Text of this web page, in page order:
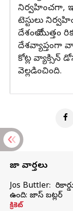
నిర్వహించగా,
టెస్టులు
దేశంలో మొత్తం
దేశవ్యాప్తంగా
కోట్ల వ్యాక్సిన్
వెల్లడించింది.
తాజా వార్తలు
Jos Buttler: నా
ఉంది: జాస్ బట్లర్
క్రికెట్